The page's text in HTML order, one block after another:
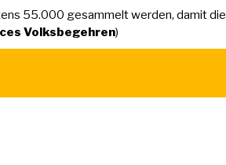
55.000 gesammelt werden, damit die
Volksbegehren)